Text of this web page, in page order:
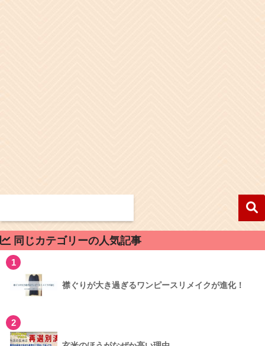
同じカテゴリーの人気記事
1
襟ぐりが大き過ぎるワンピースリメイクが進化！
2